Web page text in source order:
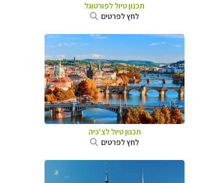
תכנון טיול לפורטוגל
לחץ לפרטים
תכנון טיול לצ'כיה
לחץ לפרטים